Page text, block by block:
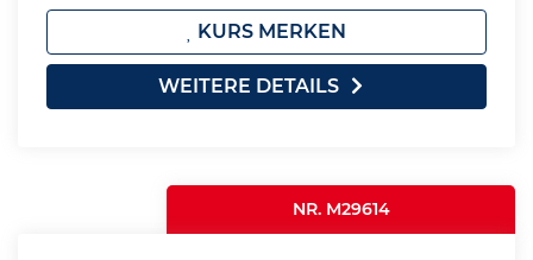
KURS MERKEN
WEITERE DETAILS
NR. M29614